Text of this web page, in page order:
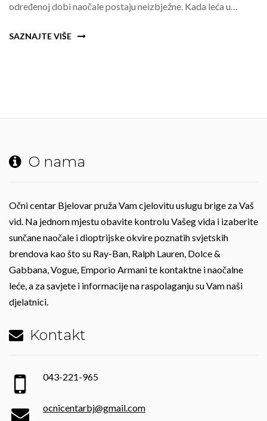
određenoj dobi naočale postaju neizbježne. Kada leća u…
SAZNAJTE VIŠE
O nama
Očni centar Bjelovar pruža Vam cjelovitu uslugu brige za Vaš
vid. Na jednom mjestu obavite kontrolu Vašeg vida i izaberite
sunčane naočale i dioptrijske okvire poznatih svjetskih
brendova kao što su Ray-Ban, Ralph Lauren, Dolce &
Gabbana, Vogue, Emporio Armani te kontaktne i naočalne
leće, a za savjete i informacije na raspolaganju su Vam naši
djelatnici.
Kontakt
043-221-965
ocnicentarbj@gmail.com